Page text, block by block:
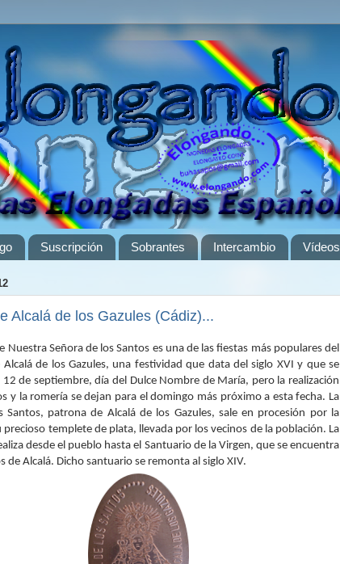
Suscripción Sobrantes Intercambio Vídeos
Alcalá de los Gazules (Cádiz)...
Nuestra Señora de los Santos es una de las fiestas más populares del
de los Gazules, una festividad que data del siglo XVI y que se
12 de septiembre, día del Dulce Nombre de María, pero la realización
y la romería se dejan para el domingo más próximo a esta fecha. La
Santos, patrona de Alcalá de los Gazules, sale en procesión por la
precioso templete de plata, llevada por los vecinos de la población. La
desde el pueblo hasta el Santuario de la Virgen, que se encuentra
de Alcalá. Dicho santuario se remonta al siglo XIV.